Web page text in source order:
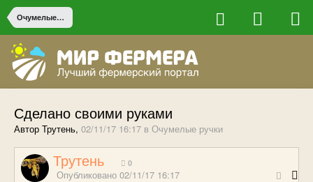
Очумелые ручки
Сделано своими руками
Автор Трутень, 02/11/17 16:17 в Очумелые ручки
Трутень 0
Опубликовано 02/11/17 16:17